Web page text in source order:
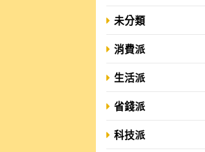
未分類
消費派
生活派
省錢派
科技派